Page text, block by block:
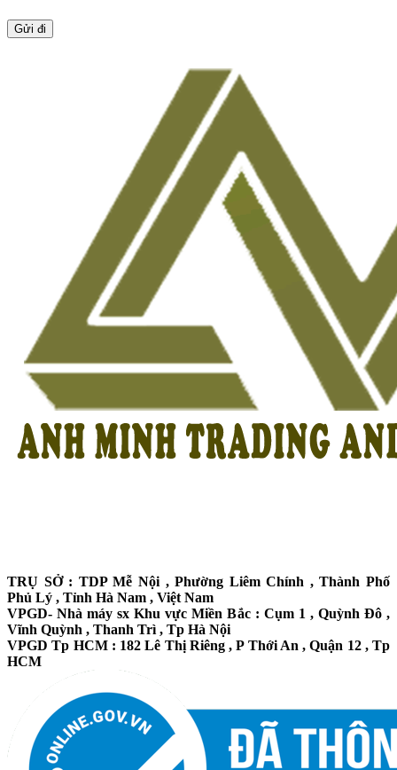
Gửi đi
TRỤ SỞ : TDP Mễ Nội , Phường Liêm Chính , Thành Phố
Phủ Lý , Tỉnh Hà Nam , Việt Nam
VPGD- Nhà máy sx Khu vực Miền Bắc : Cụm 1 , Quỳnh Đô ,
Vĩnh Quỳnh , Thanh Trì , Tp Hà Nội
VPGD Tp HCM : 182 Lê Thị Riêng , P Thới An , Quận 12 , Tp
HCM